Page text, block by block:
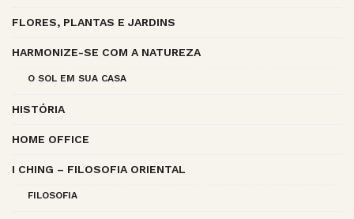
FLORES, PLANTAS E JARDINS
HARMONIZE-SE COM A NATUREZA
O SOL EM SUA CASA
HISTÓRIA
HOME OFFICE
I CHING – FILOSOFIA ORIENTAL
FILOSOFIA